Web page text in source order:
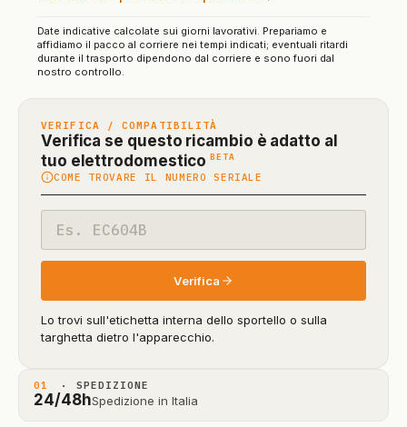
VERIFICA / COMPATIBILITÀ
Verifica se questo ricambio è adatto al
tuo elettrodomestico BETA
in
beta)
COME TROVARE IL NUMERO SERIALE
modello
Verifica
Lo trovi sull'etichetta interna dello sportello o sulla
targhetta dietro l'apparecchio.
Date indicative calcolate sui giorni lavorativi. Prepariamo e
affidiamo il pacco al corriere nei tempi indicati; eventuali ritardi
durante il trasporto dipendono dal corriere e sono fuori dal
nostro controllo.
01 · SPEDIZIONE
24/48hSpedizione in Italia